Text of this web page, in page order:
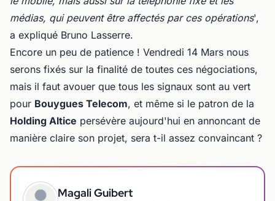
médias, qui peuvent être affectés par ces opérations',
a expliqué Bruno Lasserre.
Encore un peu de patience ! Vendredi 14 Mars nous
serons fixés sur la finalité de toutes ces négociations,
mais il faut avouer que tous les signaux sont au vert
pour Bouygues Telecom, et même si le patron de la
Holding Altice persévère aujourd'hui en annoncant de
manière claire son projet, sera t-il assez convaincant ?
Magali Guibert